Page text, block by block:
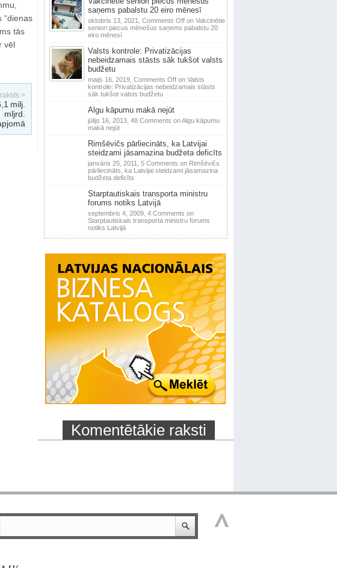
“dienas
tās
vēl
>
milj.
saņems pabalstu 20 eiro mēnesī
oktobris 13, 2021, Comments Offon Vakcinētie
seniori piecus mēnešus saņems pabalstu 20
eiro mēnesī
Valsts kontrole: Privatizācijas
nebeidzamais stāsts sāk tukšot valsts
budžetu
maijs 16, 2019, Comments Offon Valsts
kontrole: Privatizācijas nebeidzamais stāsts
sāk tukšot valsts budžetu
Algu kāpumu makā nejūt
jūlijs 16, 2013, 48 Comments on Algu kāpumu
makā nejūt
Rimšēvičs pārliecināts, ka Latvijai
steidzami jāsamazina budžeta deficīts
janvāris 25, 2011, 5 Comments on Rimšēvičs
pārliecināts, ka Latvijai steidzami jāsamazina
budžeta deficīts
Starptautiskais transporta ministru
forums notiks Latvijā
septembris 4, 2009, 4 Comments on
Starptautiskais transporta ministru forums
notiks Latvijā
Komentētākie raksti